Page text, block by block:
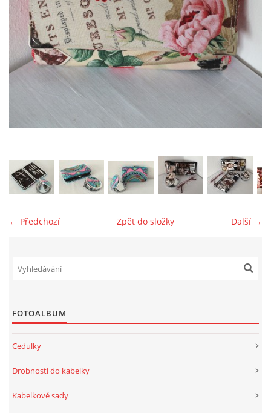
MOJE POSLEDNÍ PRÁCE
← Předchozí Další →
Zpět do složky
FOTOALBUM
Cedulky
Drobnosti do kabelky
Kabelkové sady